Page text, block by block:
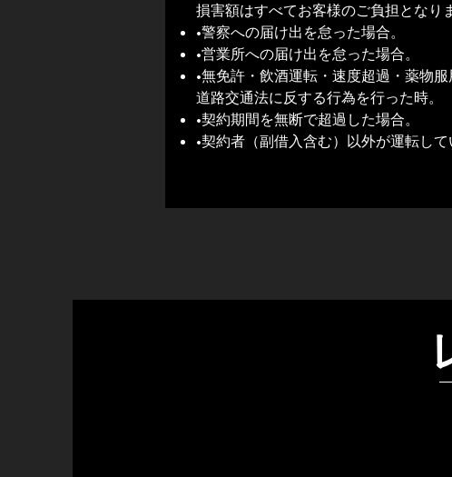
損害額はすべてお客様のご負担となり
•警察への届け出を怠った場合。
•営業所への届け出を怠った場合。
•無免許・飲酒運転・速度超過・薬物服
道路交通法に反する行為を行った時。
•契約期間を無断で超過した場合。
•契約者（副借入含む）以外が運転して